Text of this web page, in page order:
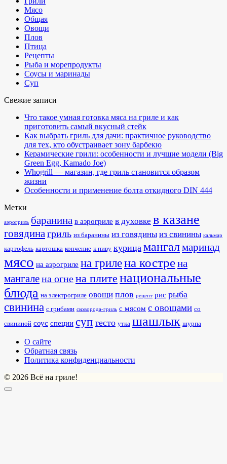
Мясо
Общая
Овощи
Плов
Птица
Рецепты
Рыба и морепродукты
Соусы и маринады
Суп
Свежие записи
Что такое умная готовка мяса на гриле и как
приготовить самый вкусный стейк
Как выбрать гриль для дачи: практичное руководство
для тех, кто обустраивает зону барбекю
Керамические грили: особенности и лучшие модели (Big
Green Egg, Kamado Joe)
Whogrill — магазин, где гриль становится образом
жизни
Особенности и применение болта откидного DIN 444
Метки
аэрогриль баранина в аэрогриле в духовке в казане
говядинагриль из баранины из говядины из свинины кальмар
картофель картошка копчение к пиву курица мангалмаринад
мясо на аэрогриле на грилена кострена
мангалена огнена плите национальные
блюда на электрогриле овощи плов рецепт рис рыба
свинина с грибами сковорода-гриль с мясом с овощами со
свининой соус специи суп тесто утка шашлык шурпа
О сайте
Обратная связь
Политика конфиденциальности
© 2026 Всё на гриле!